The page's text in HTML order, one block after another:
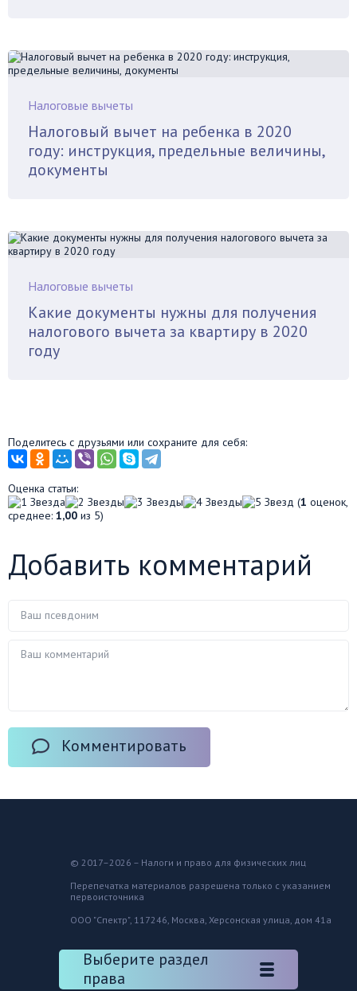
Налоговые вычеты
Налоговый вычет на ребенка в 2020
году: инструкция, предельные величины,
документы
Налоговые вычеты
Какие документы нужны для получения
налогового вычета за квартиру в 2020
году
Поделитесь с друзьями или сохраните для себя:
Оценка статьи:
(1 оценок,
среднее: 1,00 из 5)
Добавить комментарий
Комментировать
© 2017–2026 – Налоги и право для физических лиц
Перепечатка материалов разрешена только с указанием
первоисточника
ООО "Спектр", 117246, Москва, Херсонская улица, дом 41а
Выберите раздел
права